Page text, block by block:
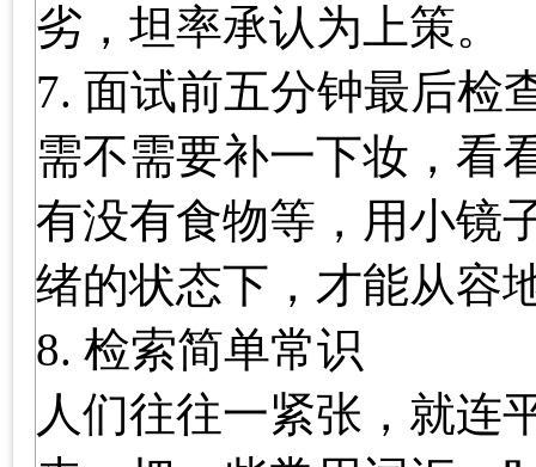
劣，坦率承认为上策。
7. 面试前五分钟最后检
需不需要补一下妆，看
有没有食物等，用小镜
绪的状态下，才能从容
8. 检索简单常识
人们往往一紧张，就连